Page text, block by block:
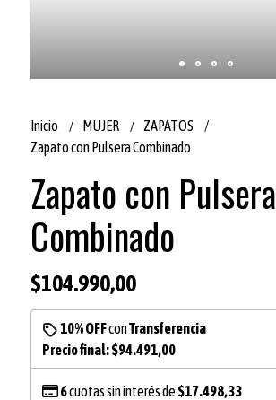
Inicio MUJER
ZAPATOS
Zapato con Pulsera Combinado
Zapato con Pulsera
Combinado
$104.990,00
10% OFFconTransferencia
Precio final:$94.491,00
6cuotas sin interés de $17.498,33